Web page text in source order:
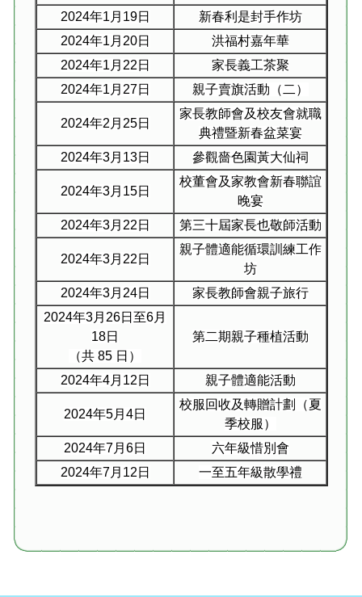
2024年1 月 19日
新春利是封手作坊
2024年1 月 20日
洪福村嘉年華
2024年1 月 22 日
家長義工茶聚
2024年1 月 27日 親子賣旗活動（二）
2024年2 月 25日
家長教師會及校友會就職
典禮暨新春盆菜宴
2024年3月 13日 參觀嗇色園黃大仙祠
2024年3月 15日
校董會及家教會新春聯誼
晚宴
2024年3月 22 日 第三十屆家長也敬師活動
2024年3月 22 日
親子體適能循環訓練工作
坊
2024年3月 24日
家長教師會親子旅行
2024年3月 26日至6月
18日
（共 85 日）
第二期親子種植活動
2024年4月 12 日 親子體適能活動
2024年5月 4日
校服回收及轉贈計劃（夏
季校服）
2024年7月 6日
六年級惜別會
2024年7月 12 日 一至五年級散學禮